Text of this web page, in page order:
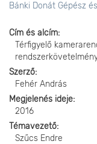
Bánki Donát Gépész
Cím és alcím
Térfigyelő
Szerző
Fehér András
Megjelenés ideje
2016
Témavezető
Szűcs Endre